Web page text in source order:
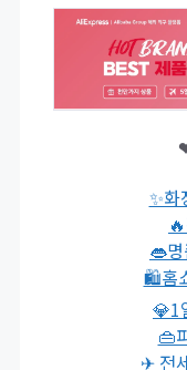
✨화
👄
🛍홈
💎1
👜
✈ 전